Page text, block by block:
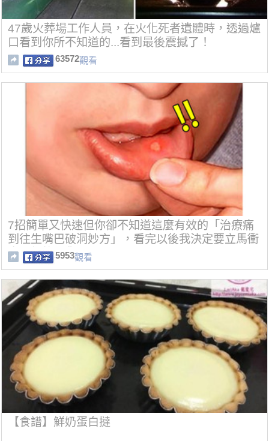
47歲火葬場工作人員，在火化死者遺體時，透過爐
口看到你所不知道的...看到最後震撼了！
63572觀看
7招簡單又快速但你卻不知道這麼有效的「治療痛
到往生嘴巴破洞妙方」，看完以後我決定要立馬衝
去買優格囤貨！
5953觀看
【食譜】鮮奶蛋白撻